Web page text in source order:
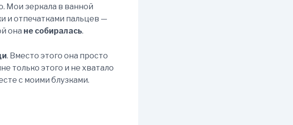
Мои зеркала в ванной
и отпечатками пальцев —
она не собиралась.
. Вместо этого она просто
только этого и не хватало
с моими блузками.